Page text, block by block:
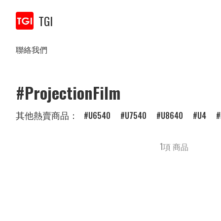
TGI
聯絡我們
#ProjectionFilm
其他熱賣商品： U6540 U7540 U8640 U4
1項 商品